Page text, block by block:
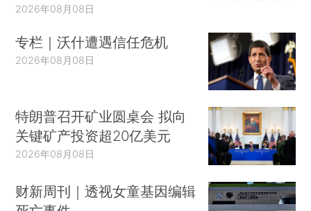
2026年08月08日
专栏｜沃什遭遇信任危机
2026年08月08日
特朗普召开矿业圆桌会 拟向
关键矿产投资超20亿美元
2026年08月08日
财新周刊｜透视女童基因编辑